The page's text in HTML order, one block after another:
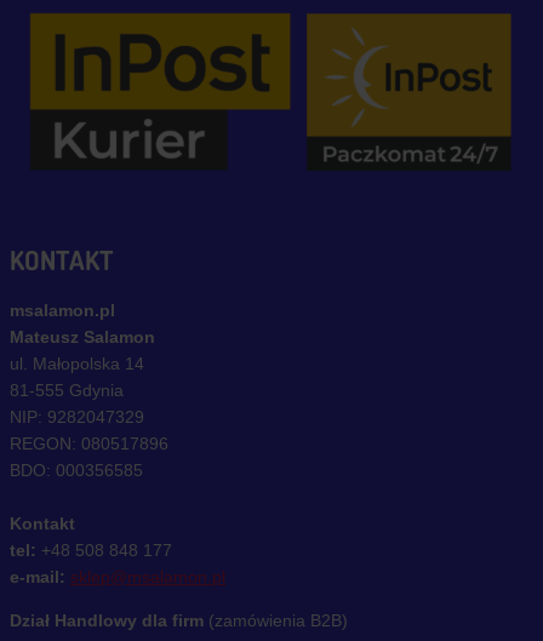
KONTAKT
msalamon.pl
Mateusz Salamon
ul. Małopolska 14
81-555 Gdynia
NIP: 9282047329
REGON: 080517896
BDO: 000356585
Kontakt
tel: +48 508 848 177
e-mail: sklep@msalamon.pl
Dział Handlowy dla firm (zamówienia B2B)